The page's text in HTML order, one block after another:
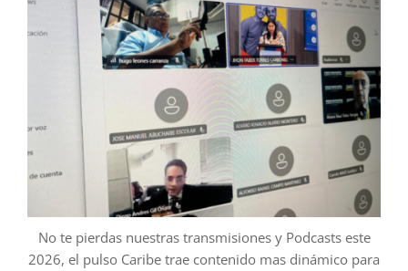
No te pierdas nuestras transmisiones y Podcasts este
2026, el pulso Caribe trae contenido mas dinámico para